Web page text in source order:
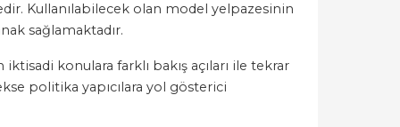
Kullanılabilecek olan model yelpazesinin
sağlamaktadır.
konulara farklı bakış açıları ile tekrar
politika yapıcılara yol gösterici